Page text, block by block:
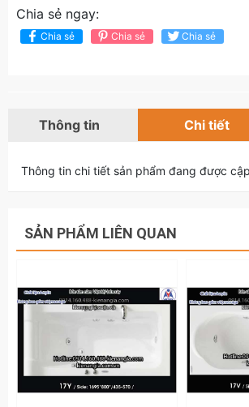
Chia sẻ ngay:
Chia sẻ Chia sẻ Chia sẻ
Thông tin Chi tiết
Thông tin chi tiết sản phẩm đang được
SẢN PHẨM LIÊN QUAN